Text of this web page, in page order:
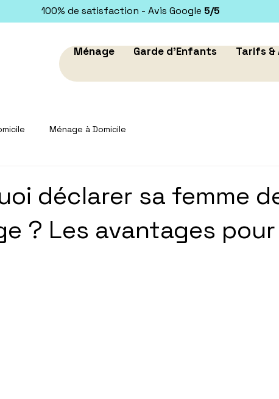
100% de satisfaction - Avis Google 5/5
Ménage Garde d'Enfants Tarifs &
Ménage à Domicile
déclarer sa femme
? Les avantages